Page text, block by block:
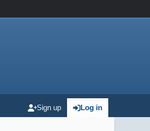
Log in
Sign up